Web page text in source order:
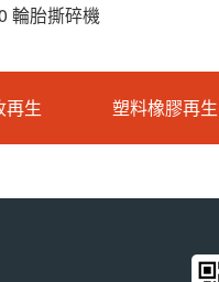
輪胎撕碎機
再生 塑料橡膠再生